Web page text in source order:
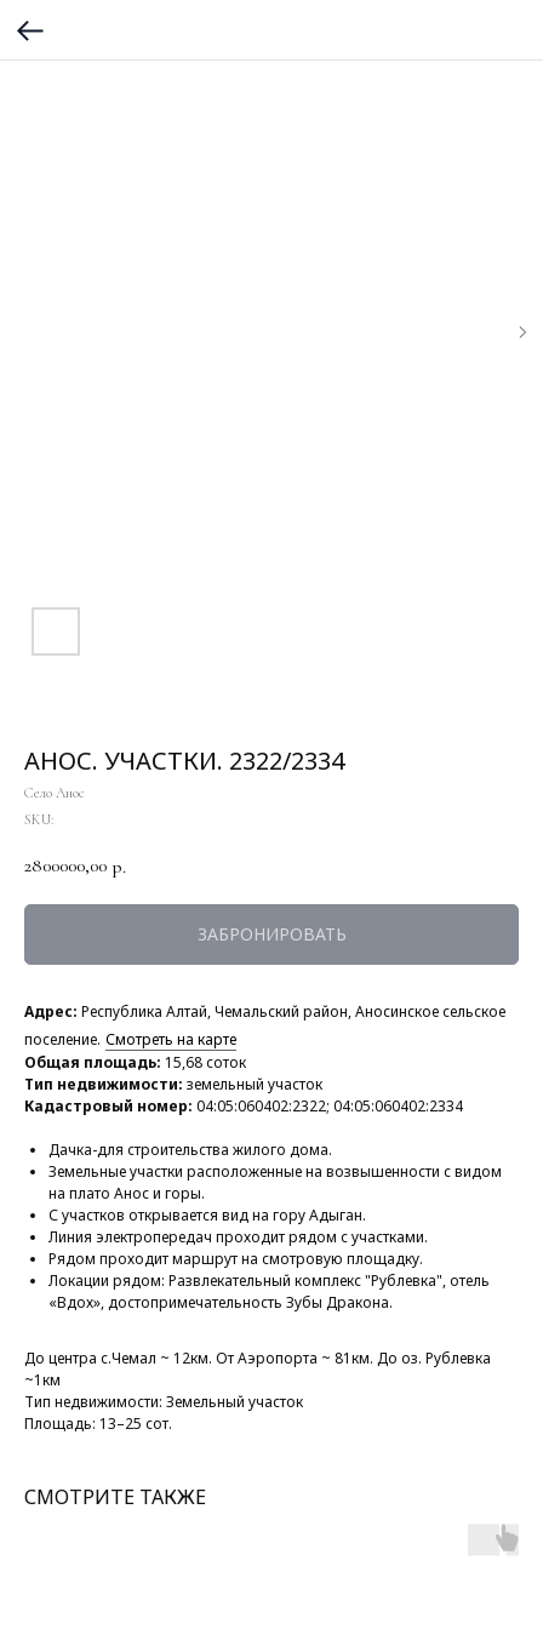
АНОС. УЧАСТКИ. 2322/2334
Село Анос
SKU:
2800000,00 р.
ЗАБРОНИРОВАТЬ
Адрес: Республика Алтай, Чемальский район, Аносинское сельское
поселение. Смотреть на карте
Общая площадь: 15,68 соток
Тип недвижимости: земельный участок
Кадастровый номер: 04:05:060402:2322; 04:05:060402:2334
Дачка-для строительства жилого дома.
Земельные участки расположенные на возвышенности с видом
на плато Анос и горы.
С участков открывается вид на гору Адыган.
Линия электропередач проходит рядом с участками.
Рядом проходит маршрут на смотровую площадку.
Локации рядом: Развлекательный комплекс "Рублевка", отель
«Вдох», достопримечательность Зубы Дракона.
До центра с.Чемал ~ 12км. От Аэропорта ~ 81км. До оз. Рублевка
~1км
Тип недвижимости: Земельный участок
Площадь: 13–25 сот.
СМОТРИТЕ ТАКЖЕ